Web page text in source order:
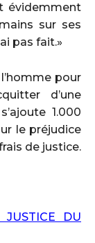
évidemment
sur ses
pas fait.»
pour
d’une
1.000
le préjudice
de justice.
JUSTICE DU